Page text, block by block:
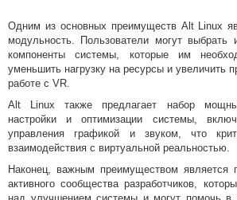
Одним из основных преимуществ Alt Linux
модульность. Пользователи могут выбрать
компоненты системы, которые им
уменьшить нагрузку на ресурсы и увеличить
работе с VR.
Alt Linux также предлагает набор
настройки и оптимизации системы,
управления графикой и звуком, что
взаимодействия с виртуальной реальностью.
Наконец, важным преимуществом является
активного сообщества разработчиков,